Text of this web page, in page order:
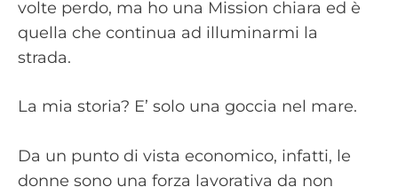
volte perdo, ma ho una Mission chiara ed è
quella che continua ad illuminarmi la
strada.
La mia storia? E’ solo una goccia nel mare.
Da un punto di vista economico, infatti, le
donne sono una forza lavorativa da non